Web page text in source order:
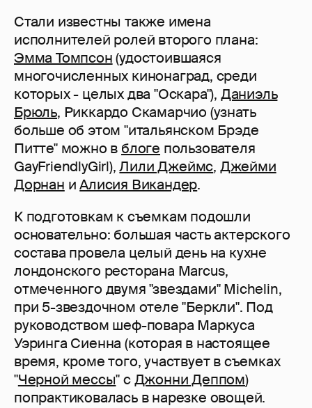
Стали известны также имена
исполнителей ролей второго плана:
Эмма Томпсон(удостоившаяся
многочисленных кинонаград, среди
которых - целых два "Оскара"), Даниэль
Брюль, Риккардо Скамарчио (узнать
больше об этом "итальянском Брэде
Питте" можно в блоге пользователя
GayFriendlyGirl),Лили Джеймс, Джейми
Дорнан иАлисия Викандер.
К подготовкам к съемкам подошли
основательно: большая часть актерского
состава провела целый день на кухне
лондонского ресторана Marcus,
отмеченного двумя "звездами" Michelin,
при 5-звездочном отеле "Беркли". Под
руководством шеф-повара Маркуса
Уэринга Сиенна (которая в настоящее
время, кроме того, участвует в съемках
"Черной мессы" сДжонни Деппом)
попрактиковалась в нарезке овощей.